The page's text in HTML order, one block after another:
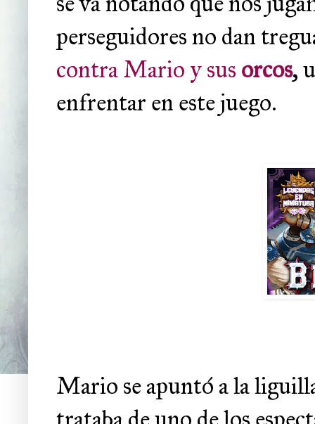
perseguidores no dan
contra Mario y sus orcos,
enfrentar en este juego.
Mario se apuntó a la